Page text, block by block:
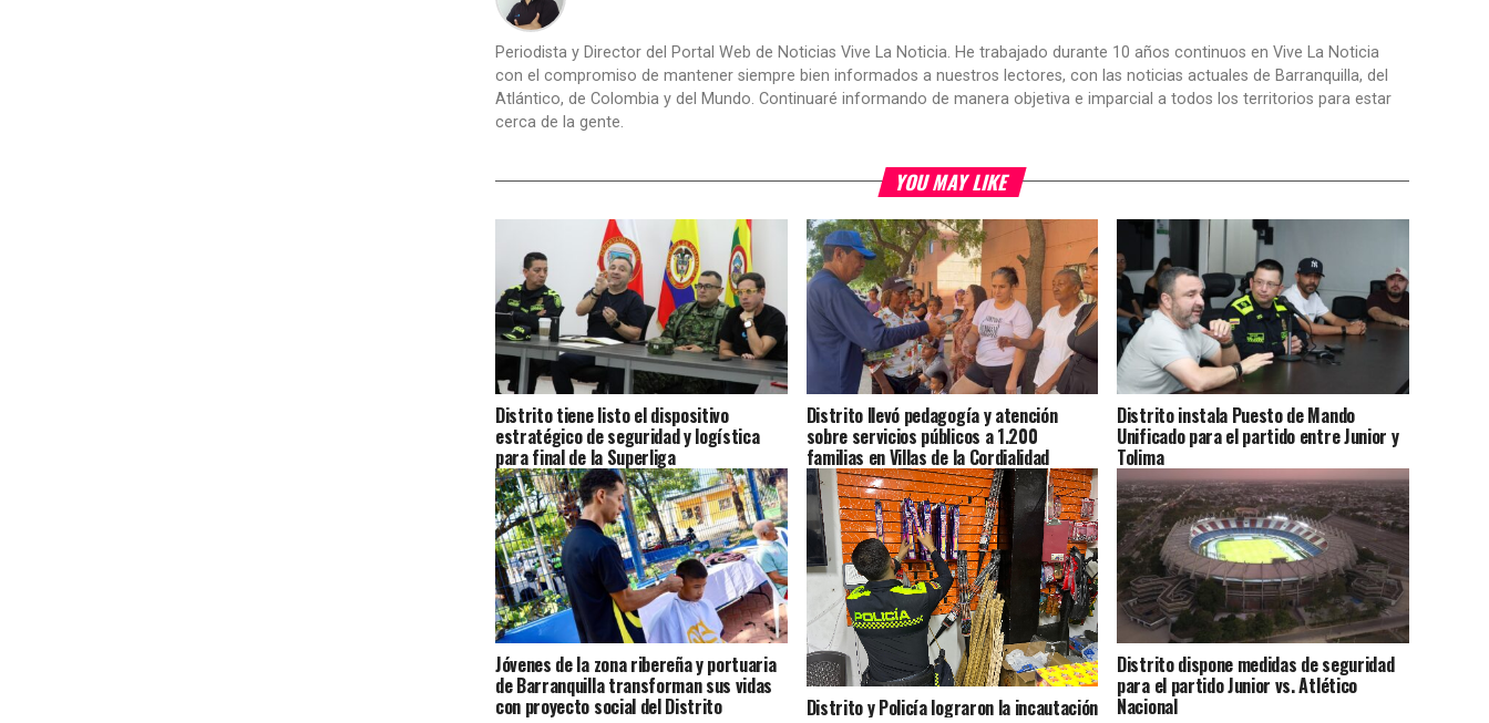
Periodista y Director del Portal Web de Noticias Vive La Noticia. He trabajado durante 10 años continuos en Vive La Noticia
con el compromiso de mantener siempre bien informados a nuestros lectores, con las noticias actuales de Barranquilla, del
Atlántico, de Colombia y del Mundo. Continuaré informando de manera objetiva e imparcial a todos los territorios para estar
cerca de la gente.
YOU MAY LIKE
Distrito tiene listo el dispositivo
estratégico de seguridad y logística
para final de la Superliga
Distrito llevó pedagogía y atención
sobre servicios públicos a 1.200
familias en Villas de la Cordialidad
Distrito instala Puesto de Mando
Unificado para el partido entre Junior y
Tolima
Jóvenes de la zona ribereña y portuaria
de Barranquilla transforman sus vidas
con proyecto social del Distrito Distrito y Policía lograron la incautación
Distrito dispone medidas de seguridad
para el partido Junior vs. Atlético
Nacional